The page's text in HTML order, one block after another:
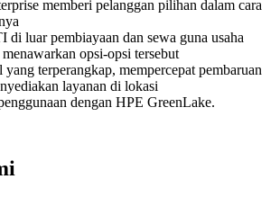
memberi pelanggan pilihan dalam cara
di luar pembiayaan dan sewa guna usaha
opsi-opsi tersebut
yang terperangkap, mempercepat pembaruan
layanan di lokasi
dengan HPE GreenLake.